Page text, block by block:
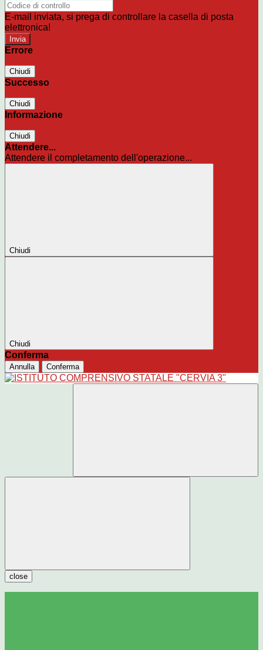
E-mail inviata, si prega di controllare la casella di posta
elettronica!
Errore
Chiudi
Successo
Chiudi
Informazione
Chiudi
Attendere...
Attendere il completamento dell'operazione...
Chiudi
Chiudi
Conferma
Annulla Conferma
close